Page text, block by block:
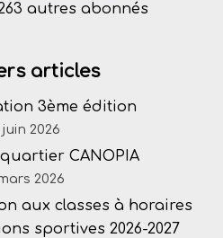
autres abonnés
articles
3ème édition
juin 2026
CANOPIA
2026
aux classes à horaires
sportives 2026-2027